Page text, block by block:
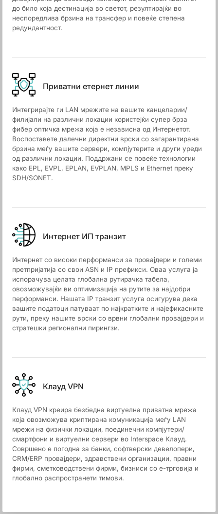
до било која дестинација во светот, резултирајќи во
неспоредлива брзина на трансфер и повеќе степена
редундантност.
Приватни етернет линии
Интегрирајте ги LAN мрежите на вашите канцеларии/
филијали на различни локации користејќи супер брза
фибер оптичка мрежа која е независна од Интернетот.
Воспоставете далечни директни врски со загарантирана
брзина меѓу вашите сервери, компјутерите и други уреди
од различни локации. Поддржани се повеќе технологии
како EPL, EVPL, EPLAN, EVPLAN, MPLS и Ethernet преку
SDH/SONET.
Интернет ИП транзит
Интернет со високи перформанси за провајдери и големи
претпријатија со свои ASN и IP префикси. Оваа услуга ја
испорачува целата глобална рутирачка табела,
овозможувајќи ви оптимизација на рутите за најдобри
перформанси. Нашата IP транзит услуга осигурува дека
вашите податоци патуваат по најкратките и најефикасните
рути, преку нашите врски со врвни глобални провајдери и
стратешки регионални пирингзи.
Клауд VPN
Клауд VPN креира безбедна виртуелна приватна мрежа
која овозможува криптирана комуникација меѓу LAN
мрежи на физички локации, поединечни компјутери/
смартфони и виртуелни сервери во Interspace Клауд.
Совршено е погодна за банки, софтверски девелопери,
CRM/ERP провајдери, здравствени организации, правни
фирми, сметководствени фирми, бизниси со е-трговија и
глобално распространети тимови.